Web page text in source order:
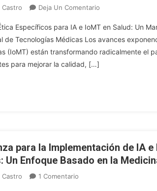
Castro Deja Un Comentario
Creación
De
Comités
En
Salud:
Un
Específicos para IA e IoMT en Salud: Un
de Tecnologías Médicas Los avances
(IoMT) están transformando radicalmente el
para mejorar la calidad, […]
para la Implementación de IA
Enfoque Basado en la
Castro 1 Comentario